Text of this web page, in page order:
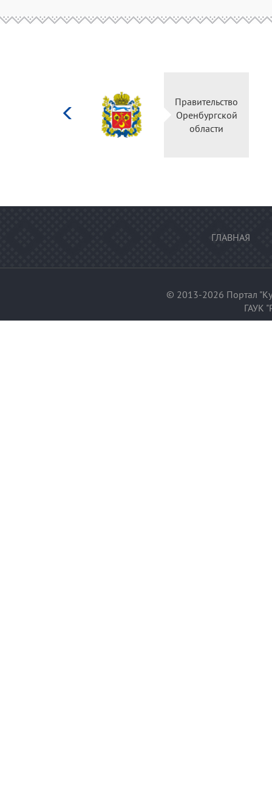
Министерство
культуры
Российской
федерации
ГЛАВНАЯ
© 2013-2026 Портал
ГАУК